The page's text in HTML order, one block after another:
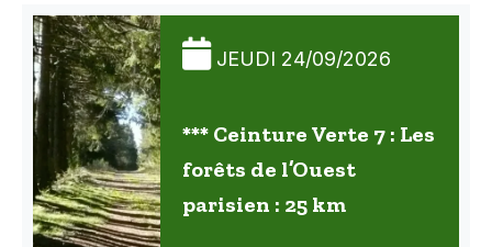
JEUDI 24/09/2026
*** Ceinture Verte 7 : Les
forêts de l’Ouest
parisien : 25 km